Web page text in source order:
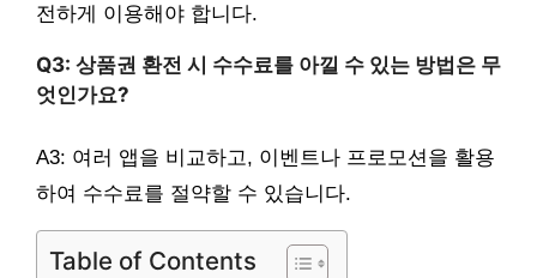
전하게 이용해야 합니다.
Q3: 상품권 환전 시 수수료를 아낄 수 있는 방법은 무
엇인가요?
A3: 여러 앱을 비교하고, 이벤트나 프로모션을 활용
하여 수수료를 절약할 수 있습니다.
Table of Contents